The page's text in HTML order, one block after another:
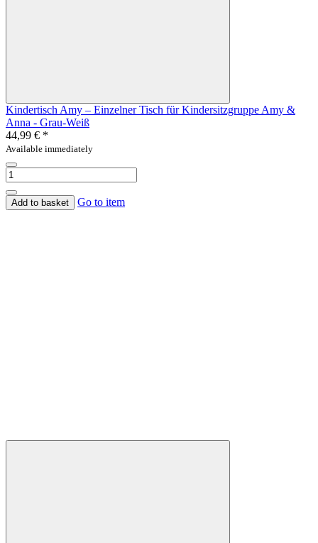
Kindertisch Amy – Einzelner Tisch für Kindersitzgruppe Amy &
Anna - Grau-Weiß
44,99 € *
Available immediately
Add to basket Go to item